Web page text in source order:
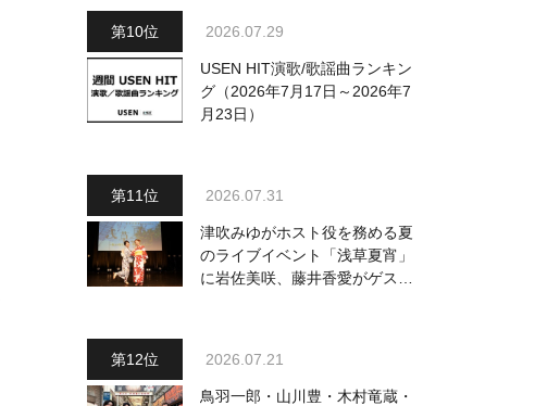
2026.07.29
USEN HIT演歌/歌謡曲ランキン
グ（2026年7月17日～2026年7
月23日）
2026.07.31
津吹みゆがホスト役を務める夏
のライブイベント「浅草夏宵」
に岩佐美咲、藤井香愛がゲスト
2026.07.21
鳥羽一郎・山川豊・木村竜蔵・